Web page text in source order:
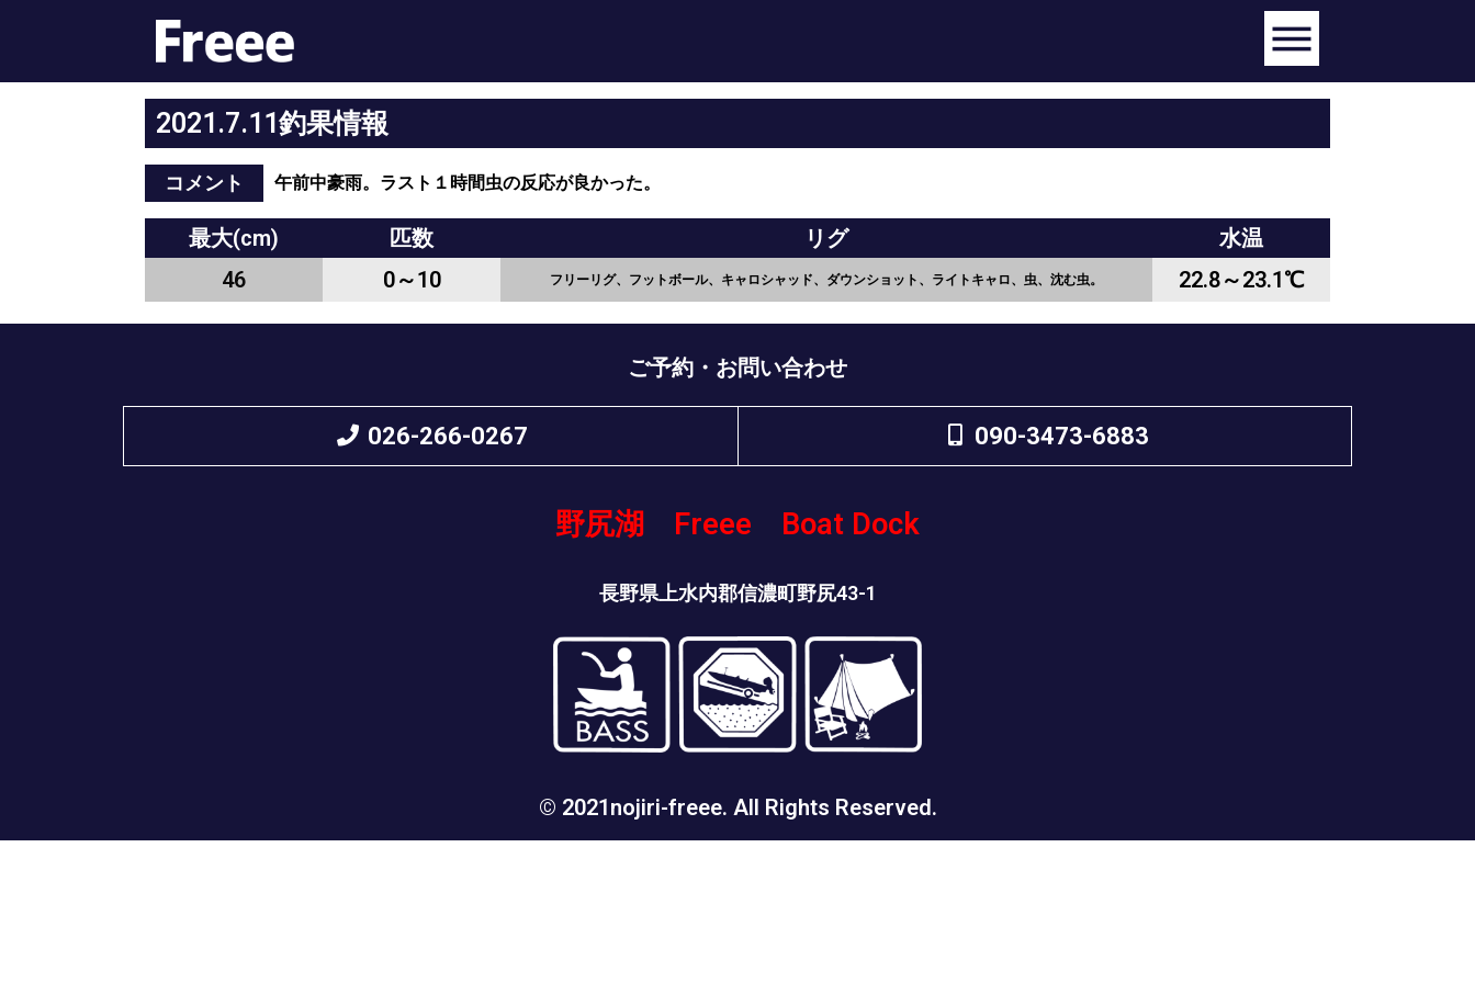
2021.7.11釣果情報
コメント 午前中豪雨。ラスト１時間虫の反応が良かった。
最大(cm)
46
匹数
0～10
リグ
フリーリグ、フットボール、キャロシャッド、ダウンショット、ライトキャロ、虫、沈む虫。
水温
22.8～23.1℃
ご予約・お問い合わせ
026-266-0267 090-3473-6883
野尻湖 Freee Boat Dock
長野県上水内郡信濃町野尻43-1
© 2021nojiri-freee. All Rights Reserved.